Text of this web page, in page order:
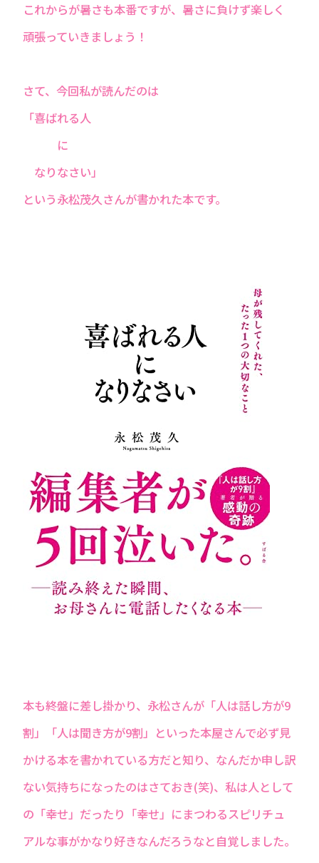
これからが暑さも本番ですが、暑さに負けず楽しく
頑張っていきましょう！
さて、今回私が読んだのは
「喜ばれる人
に
なりなさい」
という永松茂久さんが書かれた本です。
本も終盤に差し掛かり、永松さんが「人は話し方が9
割」「人は聞き方が9割」といった本屋さんで必ず見
かける本を書かれている方だと知り、なんだか申し訳
ない気持ちになったのはさておき(笑)、私は人として
の「幸せ」だったり「幸せ」にまつわるスピリチュ
アルな事がかなり好きなんだろうなと自覚しました。